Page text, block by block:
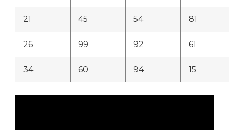
21 45 54 81
26 99 92 61
34 60 94 15